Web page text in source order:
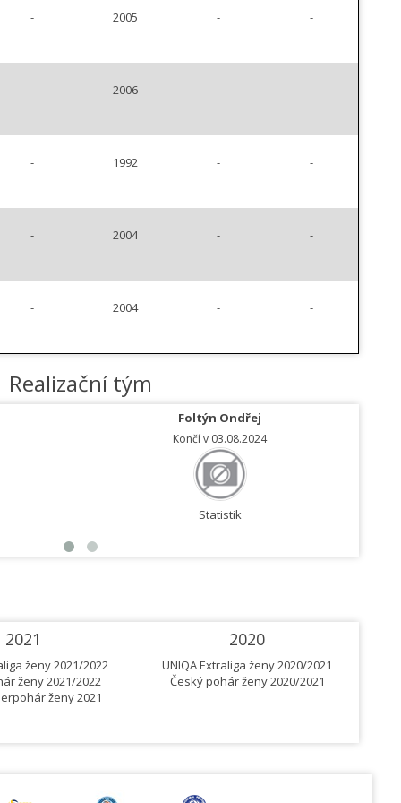
- 2005 - -
- 2006 - -
- 1992 - -
- 2004 - -
- 2004 - -
Realizační tým
Foltýn Ondřej
Končí v 03.08.2024
Statistik
2021
ženy 2021/2022
ženy 2021/2022
ženy 2021
2020
UNIQA Extraliga ženy 2020/2021
Český pohár ženy 2020/2021